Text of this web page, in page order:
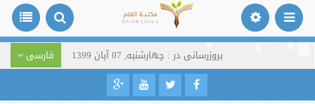
بروزرسانی در : چهارشنبه, 07 آبان 1399 فارسی